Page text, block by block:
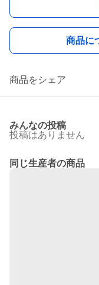
商品に
商品をシェア
みんなの投稿
投稿はありません
同じ生産者の商品